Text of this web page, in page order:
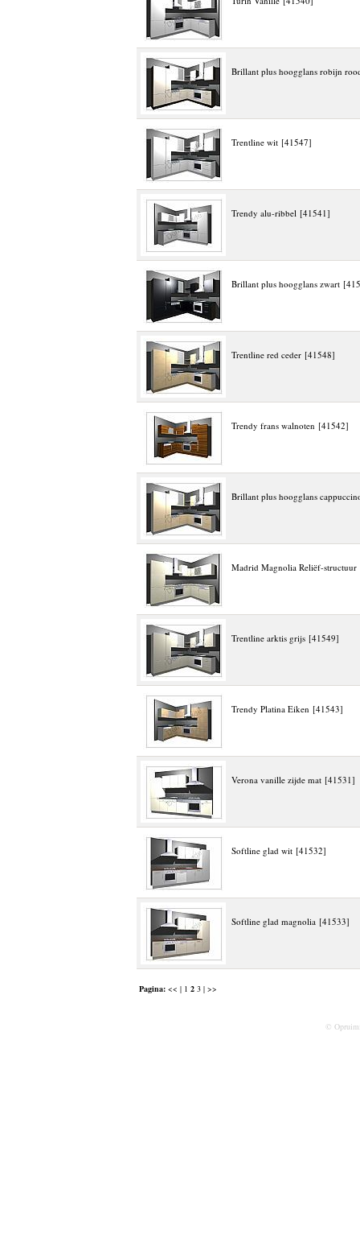
Brillant plus hoogglans robijn
Trentline wit [41547]
Trendy alu-ribbel [41541]
Brillant plus hoogglans zwart
Trentline red ceder [41548]
Trendy frans walnoten [41542]
Brillant plus hoogglans
Madrid Magnolia Reliëf-
Trentline arktis grijs [41549]
Trendy Platina Eiken [41543]
Verona vanille zijde mat [41531]
Softline glad wit [41532]
Softline glad magnolia [41533]
Pagina: << | 1 2 3 | >>
©